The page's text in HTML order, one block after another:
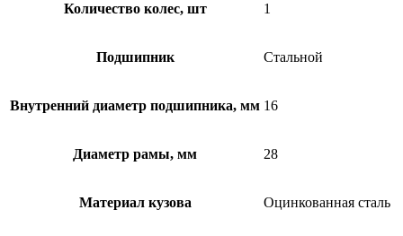
Количество колес, шт 1
Подшипник Стальной
Внутренний диаметр подшипника, мм 16
Диаметр рамы, мм 28
Материал кузова Оцинкованная сталь